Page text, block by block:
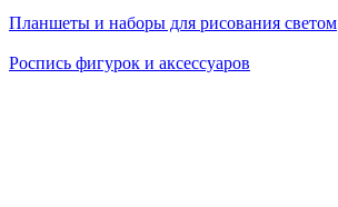
Планшеты и наборы для рисования светом
Роспись фигурок и аксессуаров